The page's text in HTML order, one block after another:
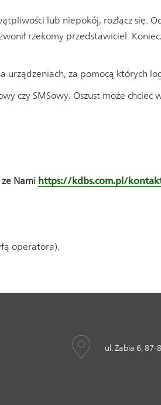
lub niepokój, rozłącz się.
rzekomy przedstawiciel.
za pomocą których
czy SMSowy. Oszust może chcieć
Nami https://kdbs.com.pl/
operatora).
ul. Żabia 6, 87-